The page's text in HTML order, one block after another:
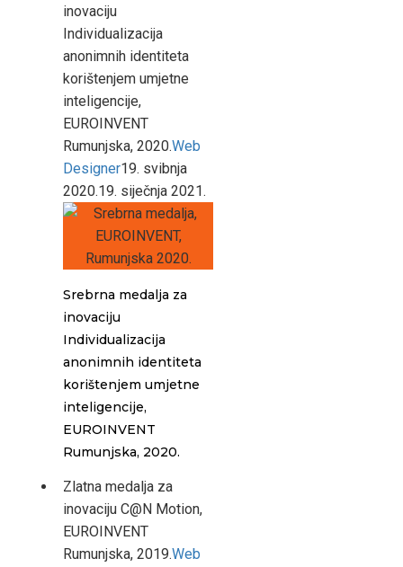
inovaciju
Individualizacija
anonimnih identiteta
korištenjem umjetne
inteligencije,
EUROINVENT
Rumunjska, 2020.Web
Designer19. svibnja
2020.19. siječnja 2021.
Srebrna medalja za
inovaciju
Individualizacija
anonimnih identiteta
korištenjem umjetne
inteligencije,
EUROINVENT
Rumunjska, 2020.
Zlatna medalja za
inovaciju C@N Motion,
EUROINVENT
Rumunjska, 2019.Web